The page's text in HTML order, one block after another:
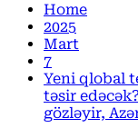
Home
2025
Mart
7
Yeni qlobal
təsir
gözləyir,